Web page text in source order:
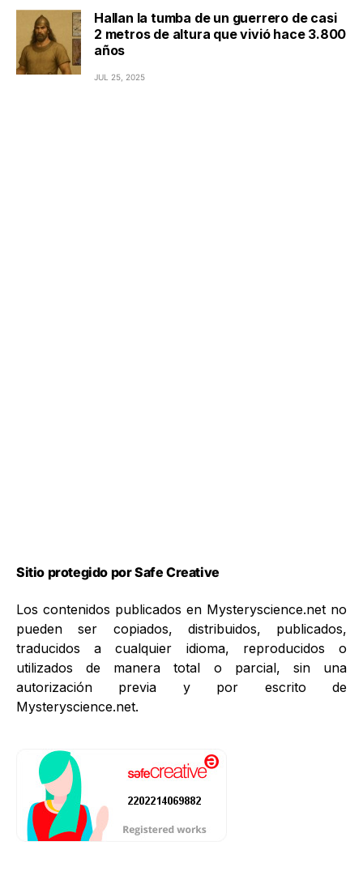
Hallan la tumba de un guerrero de casi
2 metros de altura que vivió hace 3.800
años
JUL 25, 2025
Sitio protegido por Safe Creative
Los contenidos publicados en Mysteryscience.net no
pueden ser copiados, distribuidos, publicados,
traducidos a cualquier idioma, reproducidos o
utilizados de manera total o parcial, sin una
autorización previa y por escrito de
Mysteryscience.net.